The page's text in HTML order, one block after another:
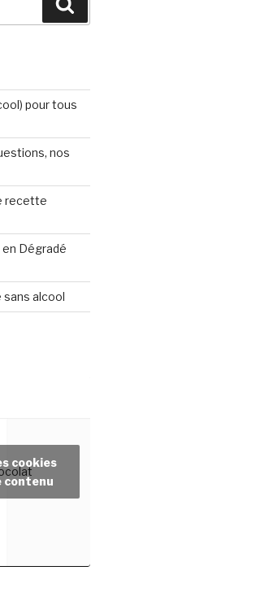
pour tous
nos
recette
Dégradé
alcool
cookies
contenu